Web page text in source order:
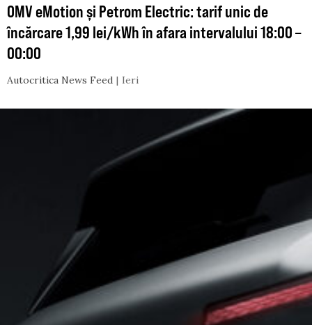
OMV eMotion și Petrom Electric: tarif unic de
încărcare 1,99 lei/kWh în afara intervalului 18:00 –
00:00
Autocritica News Feed Ieri